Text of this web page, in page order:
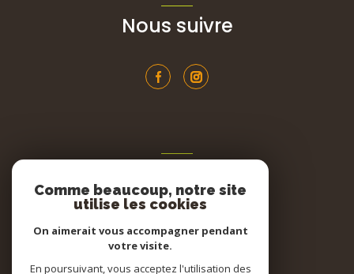
Nous suivre
Nous adhérons
Comme beaucoup, notre site
utilise les cookies
On aimerait vous accompagner pendant
votre visite.
En poursuivant, vous acceptez l'utilisation des